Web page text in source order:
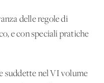
delle regole di
e con speciali pratiche
suddette nel VI volume